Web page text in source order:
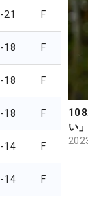
-21 F
-18 F
-18 F
-18 F
-14 F
-14 F
い